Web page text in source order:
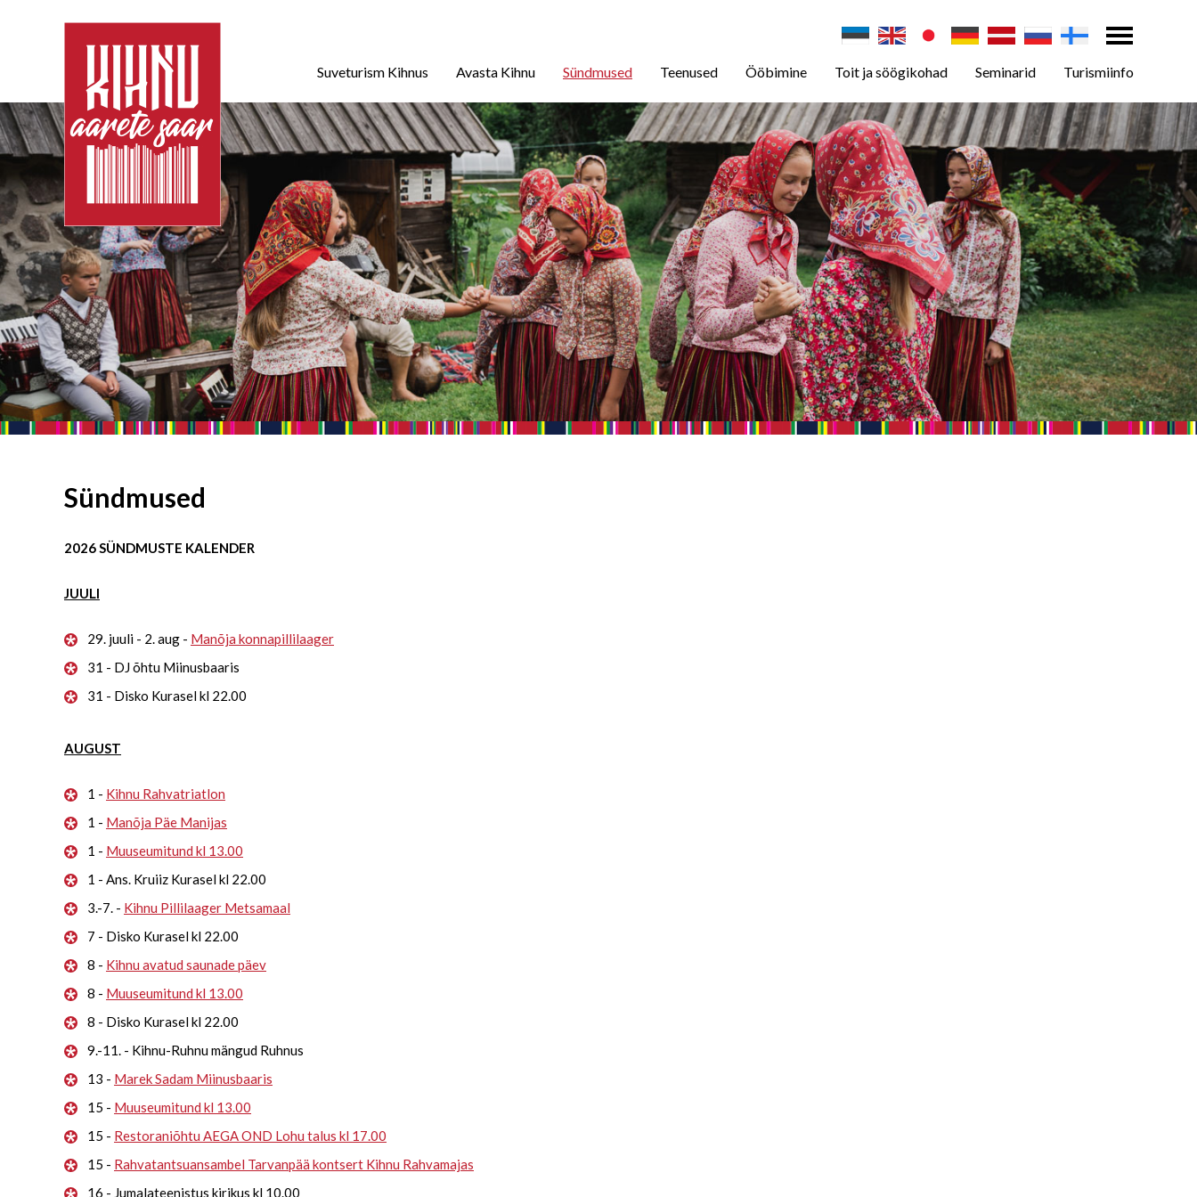
Suveturism Kihnus Avasta Kihnu Sündmused Teenused Ööbimine Toit ja söögikohad Seminarid Turismiinfo
Sündmused
2026 SÜNDMUSTE KALENDER
JUULI
29. juuli - 2. aug - Manõja konnapillilaager
31 - DJ õhtu Miinusbaaris
31 - Disko Kurasel kl 22.00
AUGUST
1 - Kihnu Rahvatriatlon
1 - Manõja Päe Manijas
1 - Muuseumitund kl 13.00
1 - Ans. Kruiiz Kurasel kl 22.00
3.-7. - Kihnu Pillilaager Metsamaal
7 - Disko Kurasel kl 22.00
8 - Kihnu avatud saunade päev
8 - Muuseumitund kl 13.00
8 - Disko Kurasel kl 22.00
9.-11. - Kihnu-Ruhnu mängud Ruhnus
13 - Marek Sadam Miinusbaaris
15 - Muuseumitund kl 13.00
15 - Restoraniõhtu AEGA OND Lohu talus kl 17.00
15 - Rahvatantsuansambel Tarvanpää kontsert Kihnu Rahvamajas
16 - Jumalateenistus kirikus kl 10.00